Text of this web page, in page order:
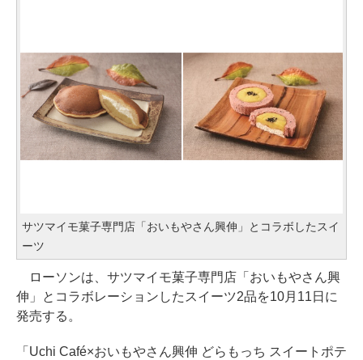
サツマイモ菓子専門店「おいもやさん興伸」とコラボしたスイ
ーツ
ローソンは、サツマイモ菓子専門店「おいもやさん興
伸」とコラボレーションしたスイーツ2品を10月11日に
発売する。
「Uchi Café×おいもやさん興伸 どらもっち スイートポテ